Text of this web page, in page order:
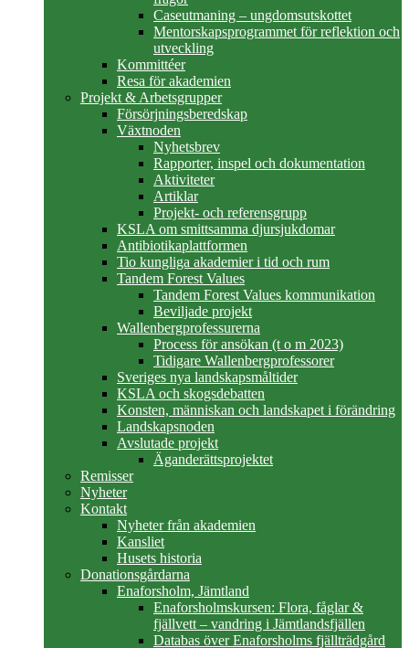
Caseutmaning – ungdomsutskottet
Mentorskapsprogrammet för reflektion och
utveckling
Kommittéer
Resa för akademien
Projekt & Arbetsgrupper
Försörjningsberedskap
Växtnoden
Nyhetsbrev
Rapporter, inspel och dokumentation
Aktiviteter
Artiklar
Projekt- och referensgrupp
KSLA om smittsamma djursjukdomar
Antibiotikaplattformen
Tio kungliga akademier i tid och rum
Tandem Forest Values
Tandem Forest Values kommunikation
Beviljade projekt
Wallenbergprofessurerna
Process för ansökan (t o m 2023)
Tidigare Wallenbergprofessorer
Sveriges nya landskapsmåltider
KSLA och skogsdebatten
Konsten, människan och landskapet i förändring
Landskapsnoden
Avslutade projekt
Äganderättsprojektet
Remisser
Nyheter
Kontakt
Nyheter från akademien
Kansliet
Husets historia
Donationsgårdarna
Enaforsholm, Jämtland
Enaforsholmskursen: Flora, fåglar &
fjällvett – vandring i Jämtlandsfjällen
Databas över Enaforsholms fjällträdgård